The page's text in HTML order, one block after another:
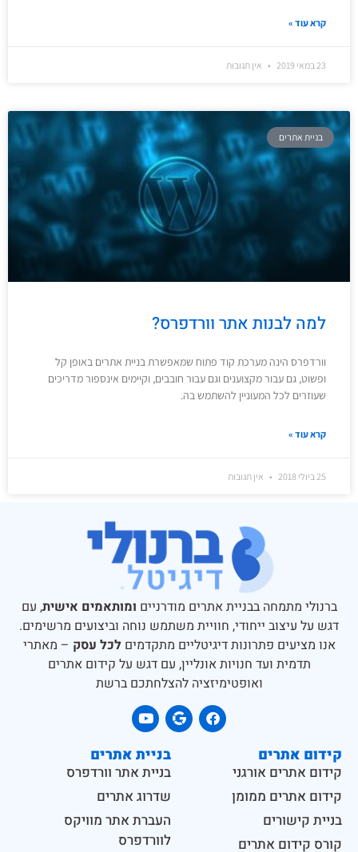
קרא עוד »
23 במאי 2019 אין תגובות
בניית אתרים
למה לבנות אתר וורדפרס?
וורדפרס הינה מערכת קוד פתוח שמאפשרת בניית אתרים באופן קל
ופשוט, גם עבור מקצוענים וגם עבור חובבים, וקיימים אינספור מדריכים
שעוזרים לכל המעוניין להשתמש בה.
קרא עוד »
25 ביולי 2018 אין תגובות
ברנולי מתמחה בבניית אתרים מודרניים ומותאמים אישית, עם
דגש על עיצוב ייחודי, חוויית משתמש נוחה וביצועים מרשימים.
אנו מציעים פתרונות דיגיטליים מתקדמים לכל עסק – מאתרי
תדמית ועד חנויות אונליין, עם דגש על קידום אתרים
ואופטימיזציה להצלחתכם ברשת
קידום אתרים
קידום אתרים אורגני
קידום אתרים ממומן
בניית קישורים
קורס קידום אתרים
בניית אתרים
בניית אתר וורדפרס
שדרוג אתרים
העברת אתר מוויקס
לוורדפרס